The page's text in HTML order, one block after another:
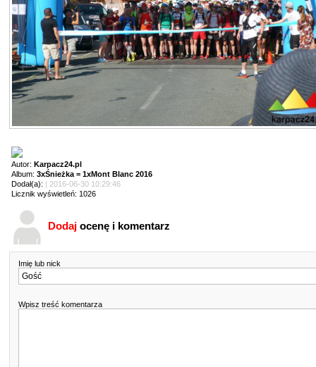
Autor: Karpacz24.pl
Album: 3xŚnieżka = 1xMont Blanc 2016
Dodał(a): | 2016-06-30 10:29:46
Licznik wyświetleń: 1026
Dodaj ocenę i komentarz
Imię lub nick
Wpisz treść komentarza